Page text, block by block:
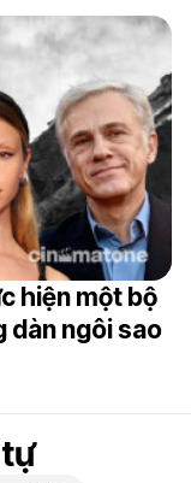
hiện một bộ
dàn ngôi sao